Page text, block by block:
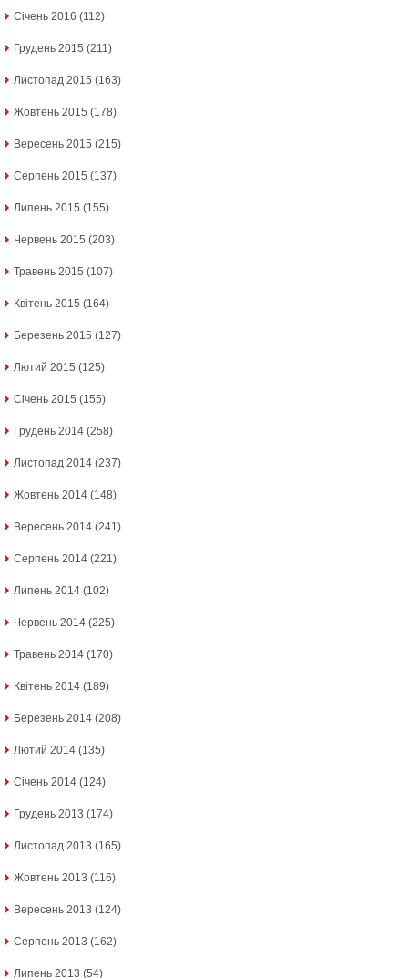
Січень 2016 (112)
Грудень 2015 (211)
Листопад 2015 (163)
Жовтень 2015 (178)
Вересень 2015 (215)
Серпень 2015 (137)
Липень 2015 (155)
Червень 2015 (203)
Травень 2015 (107)
Квітень 2015 (164)
Березень 2015 (127)
Лютий 2015 (125)
Січень 2015 (155)
Грудень 2014 (258)
Листопад 2014 (237)
Жовтень 2014 (148)
Вересень 2014 (241)
Серпень 2014 (221)
Липень 2014 (102)
Червень 2014 (225)
Травень 2014 (170)
Квітень 2014 (189)
Березень 2014 (208)
Лютий 2014 (135)
Січень 2014 (124)
Грудень 2013 (174)
Листопад 2013 (165)
Жовтень 2013 (116)
Вересень 2013 (124)
Серпень 2013 (162)
Липень 2013 (54)